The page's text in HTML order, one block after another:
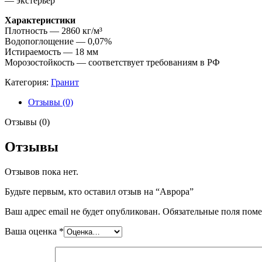
Характеристики
Плотность — 2860 кг/м³
Водопоглощение — 0,07%
Истираемость — 18 мм
Морозостойкость — соответствует требованиям в РФ
Категория: Гранит
Отзывы (0)
Отзывы (0)
Отзывы
Отзывов пока нет.
Будьте первым, кто оставил отзыв на “Аврора”
Ваш адрес email не будет опубликован. Обязательные поля
Ваша оценка *